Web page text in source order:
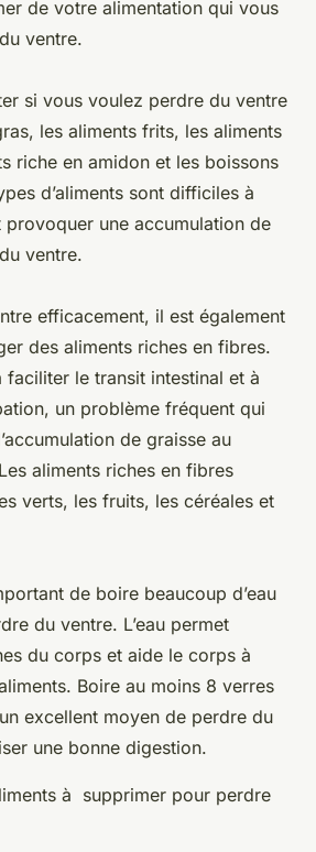
de votre alimentation qui vous
ventre.
si vous voulez perdre du ventre
les aliments frits, les aliments
riche en amidon et les boissons
d’aliments sont difficiles à
une accumulation de
ventre.
efficacement, il est également
des aliments riches en fibres.
faciliter le transit intestinal et à
un problème fréquent qui
de graisse au
aliments riches en fibres
verts, les fruits, les céréales et
de boire beaucoup d’eau
du ventre. L’eau permet
du corps et aide le corps à
Boire au moins 8 verres
excellent moyen de perdre du
une bonne digestion.